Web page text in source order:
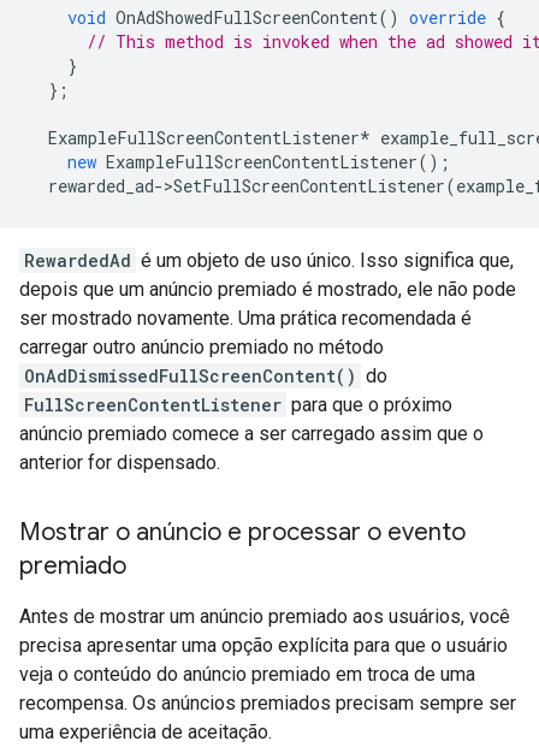
void OnAdShowedFullScreenContent() override {
// This method is invoked when the ad
}
};
ExampleFullScreenContentListener*
new ExampleFullScreenContentListener();
rewarded_ad->SetFullScreenContentListener(
RewardedAd é um objeto de uso único. Isso significa que,
depois que um anúncio premiado é mostrado, ele não pode
ser mostrado novamente. Uma prática recomendada é
carregar outro anúncio premiado no método
OnAdDismissedFullScreenContent() do
FullScreenContentListener para que o próximo
anúncio premiado comece a ser carregado assim que o
anterior for dispensado.
Mostrar o anúncio e processar o evento
premiado
Antes de mostrar um anúncio premiado aos usuários, você
precisa apresentar uma opção explícita para que o usuário
veja o conteúdo do anúncio premiado em troca de uma
recompensa. Os anúncios premiados precisam sempre ser
uma experiência de aceitação.